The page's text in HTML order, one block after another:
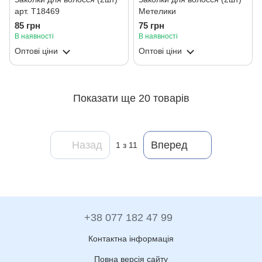
арт. T18469
85 грн
В наявності
Оптові ціни
Метелики
75 грн
В наявності
Оптові ціни
Показати ще 20 товарів
Назад 1 з 11 Вперед
+38 077 182 47 99
Контактна інформація
Повна версія сайту